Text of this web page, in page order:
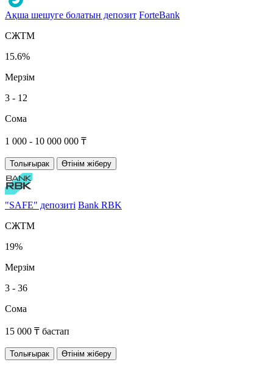
Ақша шешуге болатын депозит ForteBank
СЖТМ
15.6%
Мерзім
3 - 12
Сома
1 000 - 10 000 000 ₸
Толығырак Өтінім жіберу
"SAFE" депозиті Bank RBK
СЖТМ
19%
Мерзім
3 - 36
Сома
15 000 ₸ бастап
Толығырак Өтінім жіберу